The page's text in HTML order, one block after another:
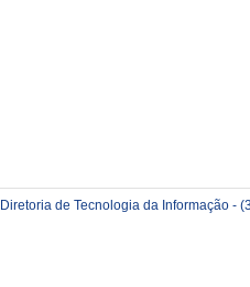
Diretoria de Tecnologia da Informação